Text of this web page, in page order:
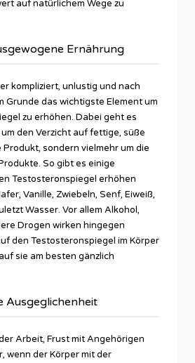
auf natürlichem Wege zu
Ernährung
kompliziert, unlustig und nach
Grunde das wichtigste Element um
zu erhöhen. Dabei geht es
den Verzicht auf fettige, süße
sondern vielmehr um die
So gibt es einige
Testosteronspiegel erhöhen
Vanille, Zwiebeln, Senf, Eiweiß,
Wasser. Vor allem Alkohol,
Drogen wirken hingegen
den Testosteronspiegel im Körper
sie am besten gänzlich
Ausgeglichenheit
Arbeit, Frust mit Angehörigen
wenn der Körper mit der